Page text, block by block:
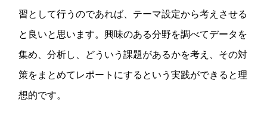
習として行うのであれば、テーマ設定から考えさせる
と良いと思います。興味のある分野を調べてデータを
集め、分析し、どういう課題があるかを考え、その対
策をまとめてレポートにするという実践ができると理
想的です。